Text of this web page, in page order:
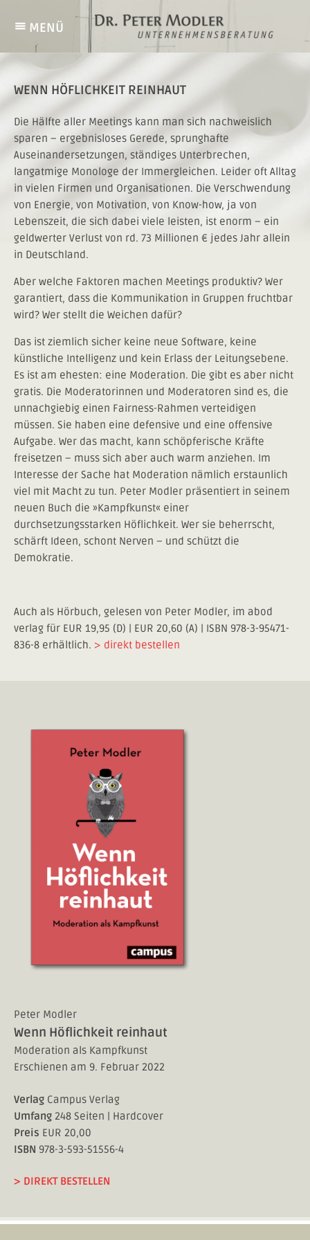
menu MENÜ
Wenn
Höflichkeit
reinhaut
WENN HÖFLICHKEIT REINHAUT
Die Hälfte aller Meetings kann man sich nachweislich
sparen – ergebnisloses Gerede, sprunghafte
Auseinandersetzungen, ständiges Unterbrechen,
langatmige Monologe der Immergleichen. Leider oft Alltag
in vielen Firmen und Organisationen. Die Verschwendung
von Energie, von Motivation, von Know-how, ja von
Lebenszeit, die sich dabei viele leisten, ist enorm – ein
geldwerter Verlust von rd. 73 Millionen € jedes Jahr allein
in Deutschland.
Aber welche Faktoren machen Meetings produktiv? Wer
garantiert, dass die Kommunikation in Gruppen fruchtbar
wird? Wer stellt die Weichen dafür?
Das ist ziemlich sicher keine neue Software, keine
künstliche Intelligenz und kein Erlass der Leitungsebene.
Es ist am ehesten: eine Moderation. Die gibt es aber nicht
gratis. Die Moderatorinnen und Moderatoren sind es, die
unnachgiebig einen Fairness-Rahmen verteidigen
müssen. Sie haben eine defensive und eine offensive
Aufgabe. Wer das macht, kann schöpferische Kräfte
freisetzen – muss sich aber auch warm anziehen. Im
Interesse der Sache hat Moderation nämlich erstaunlich
viel mit Macht zu tun. Peter Modler präsentiert in seinem
neuen Buch die »Kampfkunst« einer
durchsetzungsstarken Höflichkeit. Wer sie beherrscht,
schärft Ideen, schont Nerven – und schützt die
Demokratie.
Auch als Hörbuch, gelesen von Peter Modler, im abod
verlag für EUR 19,95 (D) | EUR 20,60 (A) | ISBN 978-3-95471-
836-8 erhältlich. > direkt bestellen
Peter Modler
Wenn Höflichkeit reinhaut
Moderation als Kampfkunst
Erschienen am 9. Februar 2022
Verlag Campus Verlag
Umfang 248 Seiten | Hardcover
Preis EUR 20,00
ISBN 978-3-593-51556-4
> DIREKT BESTELLEN